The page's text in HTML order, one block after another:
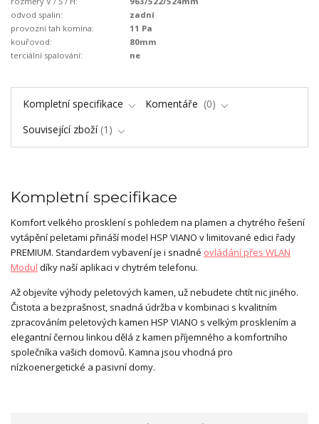
odvod spalin:
zadní
provozní tah komína:
11 Pa
kouřovod:
80mm
terciální spalování:
ne
Kompletní specifikace Komentáře
0
Související zboží 1
Kompletní specifikace
Komfort velkého prosklení s pohledem na plamen a chytrého řešení
vytápění peletami přináší model HSP VIANO v limitované edici řady
PREMIUM. Standardem vybavení je i snadné ovládání přes WLAN
Modul díky naší aplikaci v chytrém telefonu.
Až objevíte výhody peletových kamen, už nebudete chtít nic jiného.
Čistota a bezprašnost, snadná údržba v kombinaci s kvalitním
zpracováním peletových kamen HSP VIANO s velkým prosklením a
elegantní černou linkou dělá z kamen příjemného a komfortního
společníka vašich domovů. Kamna jsou vhodná pro
nízkoenergetické a pasivní domy.